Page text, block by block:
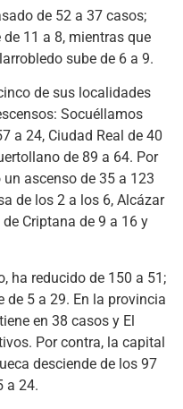
de 52 a 37 casos;
11 a 8, mientras que
sube de 6 a 9.
de sus localidades
Socuéllamos
a 24, Ciudad Real de 40
de 89 a 64. Por
ascenso de 35 a 123
de los 2 a los 6, Alcázar
Criptana de 9 a 16 y
ha reducido de 150 a 51;
de 5 a 29. En la provincia
en 38 casos y El
Por contra, la capital
desciende de los 97
a 24.